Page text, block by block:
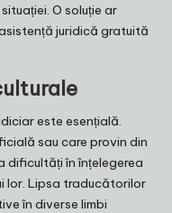
O soluție ar
juridică gratuită
este esențială.
sau care provin din
dificultăți în înțelegerea
lor. Lipsa traducătorilor
în diverse limbi